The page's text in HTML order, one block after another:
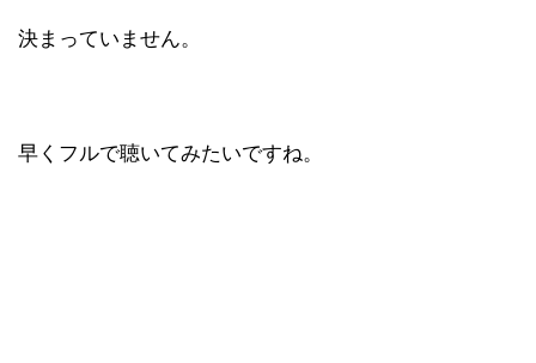
決まっていません。
早くフルで聴いてみたいですね。